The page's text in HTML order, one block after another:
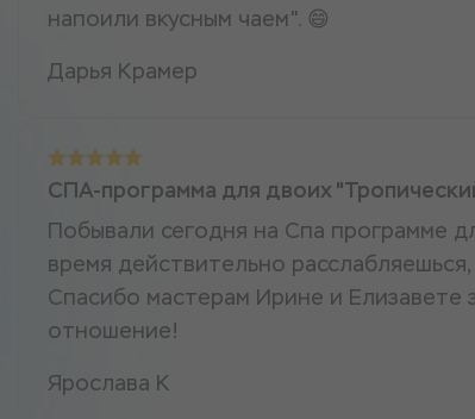
напоили вкусным чаем". 😄
Дарья Крамер
СПА-программа для двоих
Побывали сегодня на Спа программе
время действительно
Спасибо мастерам Ирине и Елизавете
отношение!
Ярослава К